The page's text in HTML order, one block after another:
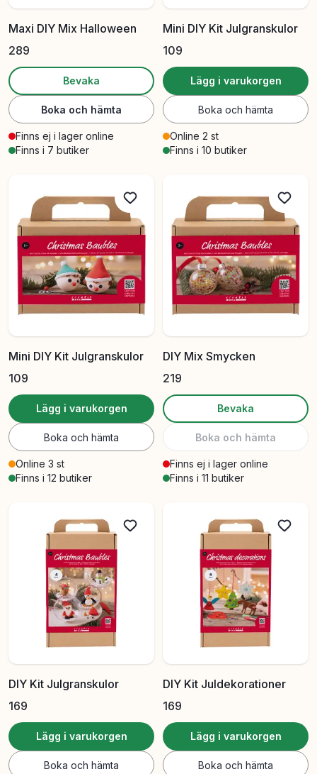
Maxi DIY Mix Halloween
289
Bevaka
Boka och hämta
Finns ej i lager online
Finns i 7 butiker
Mini DIY Kit Julgranskulor
109
Lägg i varukorgen
Boka och hämta
Online 2 st
Finns i 10 butiker
Mini DIY Kit Julgranskulor
109
Lägg i varukorgen
Boka och hämta
Online 3 st
Finns i 12 butiker
DIY Mix Smycken
219
Bevaka
Boka och hämta
Finns ej i lager online
Finns i 11 butiker
DIY Kit Julgranskulor
169
Lägg i varukorgen
Boka och hämta
DIY Kit Juldekorationer
169
Lägg i varukorgen
Boka och hämta